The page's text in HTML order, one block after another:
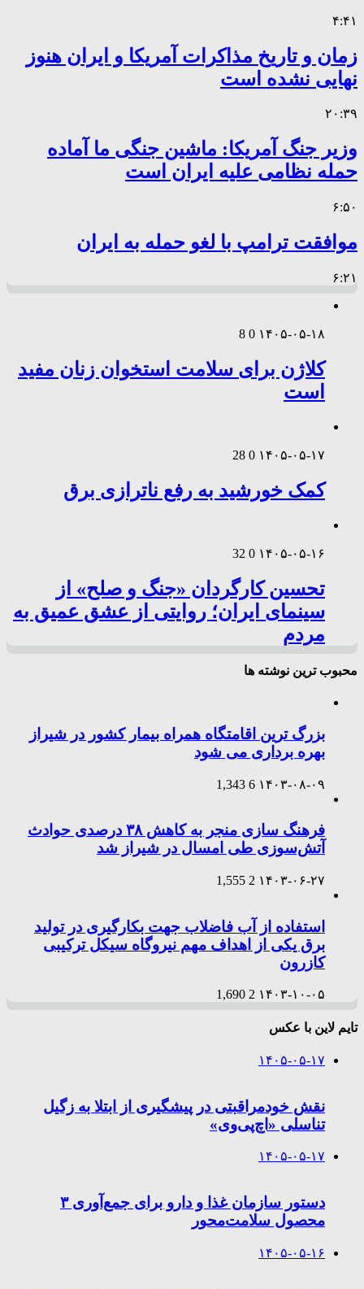
۴:۴۱
زمان و تاریخ مذاکرات آمریکا و ایران هنوز
نهایی نشده است
۲۰:۳۹
وزیر جنگ آمریکا: ماشین جنگی ما آماده
حمله نظامی علیه ایران است
۶:۵۰
موافقت ترامپ با لغو حمله به ایران
۶:۲۱
۱۴۰۵-۰۵-۱۸ 0
8
کلاژن برای سلامت استخوان زنان مفید
است
۱۴۰۵-۰۵-۱۷ 0
28
کمک خورشید به رفع ناترازی برق
۱۴۰۵-۰۵-۱۶ 0
32
تحسین کارگردان «جنگ و صلح» از
سینمای ایران؛ روایتی از عشق عمیق به
مردم
محبوب ترین نوشته ها
بزرگ ترین اقامتگاه همراه بیمار کشور در شیراز
بهره برداری می شود
۱۴۰۳-۰۸-۰۹ 6
1,343
فرهنگ سازی منجر به کاهش ۳۸ درصدی حوادث
آتش‌سوزی طی امسال در شیراز شد
۱۴۰۳-۰۶-۲۷ 2
1,555
استفاده از آب فاضلاب جهت بکارگیری در تولید
برق یکی از اهداف مهم نیروگاه سیکل ترکیبی
کازرون
۱۴۰۳-۱۰-۰۵ 2
1,690
تایم لاین با عکس
۱۴۰۵-۰۵-۱۷
نقش خودمراقبتی در پیشگیری از ابتلا به زگیل
تناسلی «اچ‌پی‌وی»
۱۴۰۵-۰۵-۱۷
دستور سازمان غذا و دارو برای جمع‌آوری ۳
محصول سلامت‌محور
۱۴۰۵-۰۵-۱۶